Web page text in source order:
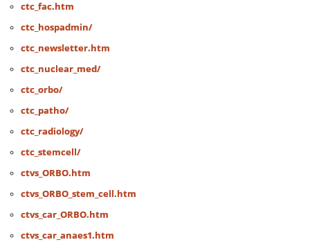
ctc_fac.htm
ctc_hospadmin/
ctc_newsletter.htm
ctc_nuclear_med/
ctc_orbo/
ctc_patho/
ctc_radiology/
ctc_stemcell/
ctvs_ORBO.htm
ctvs_ORBO_stem_cell.htm
ctvs_car_ORBO.htm
ctvs_car_anaes1.htm